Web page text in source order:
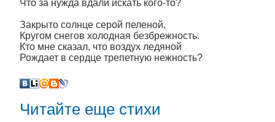
Что за нужда вдали искать кого-то?
Закрыто солнце серой пеленой,
Кругом снегов холодная безбрежность.
Кто мне сказал, что воздух ледяной
Рождает в сердце трепетную нежность?
Читайте еще стихи